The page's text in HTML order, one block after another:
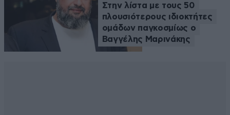
Στην λίστα με τους 50
πλουσιότερους ιδιοκτήτες
ομάδων παγκοσμίως ο
Βαγγέλης Μαρινάκης